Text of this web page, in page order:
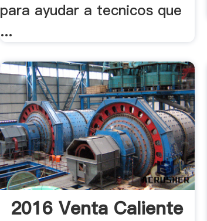
para ayudar a tecnicos que
...
2016 Venta Caliente